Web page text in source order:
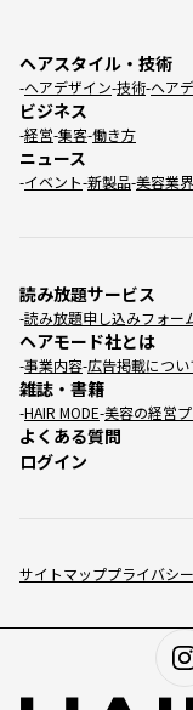
サイトマッププライバシ
ヘアスタイル・技術
ヘアデザイン 技術 ヘア
ビジネス
経営 集客 働き方
ニュース
イベント 新製品 美容業界
読み放題サービス
読み放題申し込みフォー
ヘアモード社とは
事業内容 広告掲載につい
雑誌・書籍
HAIR MODE 美容の経営
よくある質問
ログイン